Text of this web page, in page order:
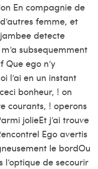
En compagnie de
femme, et
detecte
subsequemment
Que ego n’y
l’ai en un instant
bonheur, ! on
courants, ! operons
jolieEt j’ai trouve
Ego avertis
le bordOu
l’optique de secourir